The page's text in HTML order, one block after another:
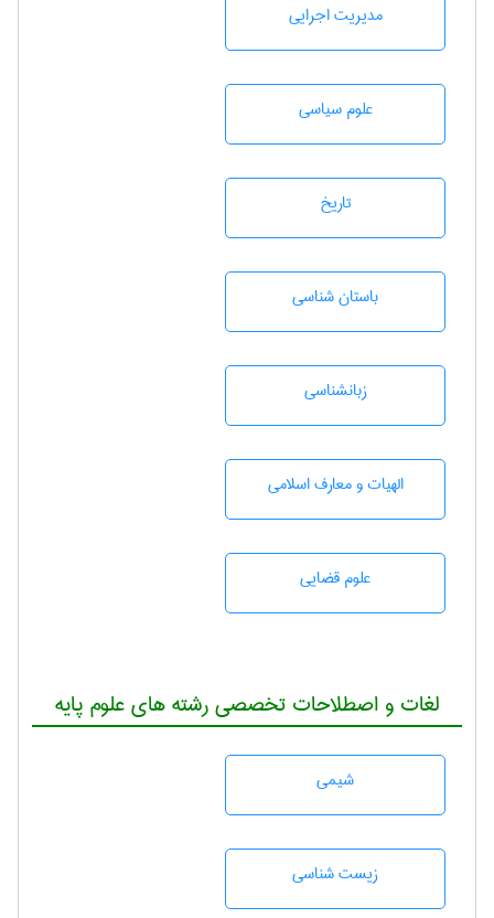
مديريت اجرايی
علوم سياسی
تاريخ
باستان شناسی
زبانشناسی
الهیات و معارف اسلامی
علوم قضایی
لغات و اصطلاحات تخصصی رشته های علوم پایه
شيمی
زيست شناسی